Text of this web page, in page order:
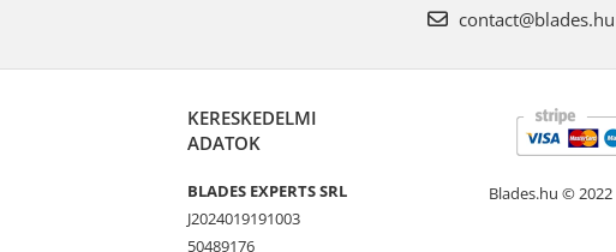
contact@blades.hu
KERESKEDELMI
ADATOK
BLADES EXPERTS SRL
J2024019191003
50489176
Blades.hu © 2022